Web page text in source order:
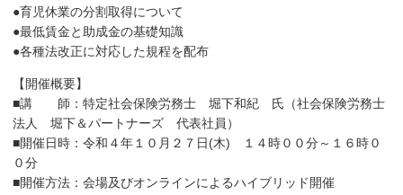
●育児休業の分割取得について
●最低賃金と助成金の基礎知識
●各種法改正に対応した規程を配布
【開催概要】
■講 師：特定社会保険労務士 堀下和紀 氏（社会保険労務士
法人 堀下＆パートナーズ 代表社員）
■開催日時：令和４年１０月２７日(木) １４時００分～１６時０
０分
■開催方法：会場及びオンラインによるハイブリッド開催